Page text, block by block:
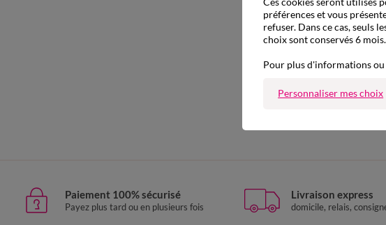
Paiement 100% sécurisé
Payez plus tard ou en plusieurs fois
Livraison express
domicile, relais,
préférences et vous
refuser. Dans ce cas, seuls
choix sont conservés 6 mois.
Pour plus d'informations
Personnaliser mes choix